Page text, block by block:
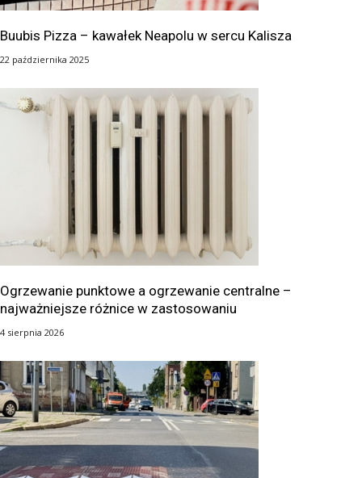
Buubis Pizza – kawałek Neapolu w sercu Kalisza
22 października 2025
Ogrzewanie punktowe a ogrzewanie centralne –
najważniejsze różnice w zastosowaniu
4 sierpnia 2026